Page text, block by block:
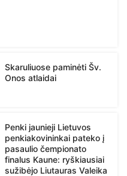
Skaruliuose paminėti Šv.
Onos atlaidai
Penki jaunieji Lietuvos
penkiakovininkai pateko į
pasaulio čempionato
finalus Kaune: ryškiausiai
sužibėjo Liutauras Valeika